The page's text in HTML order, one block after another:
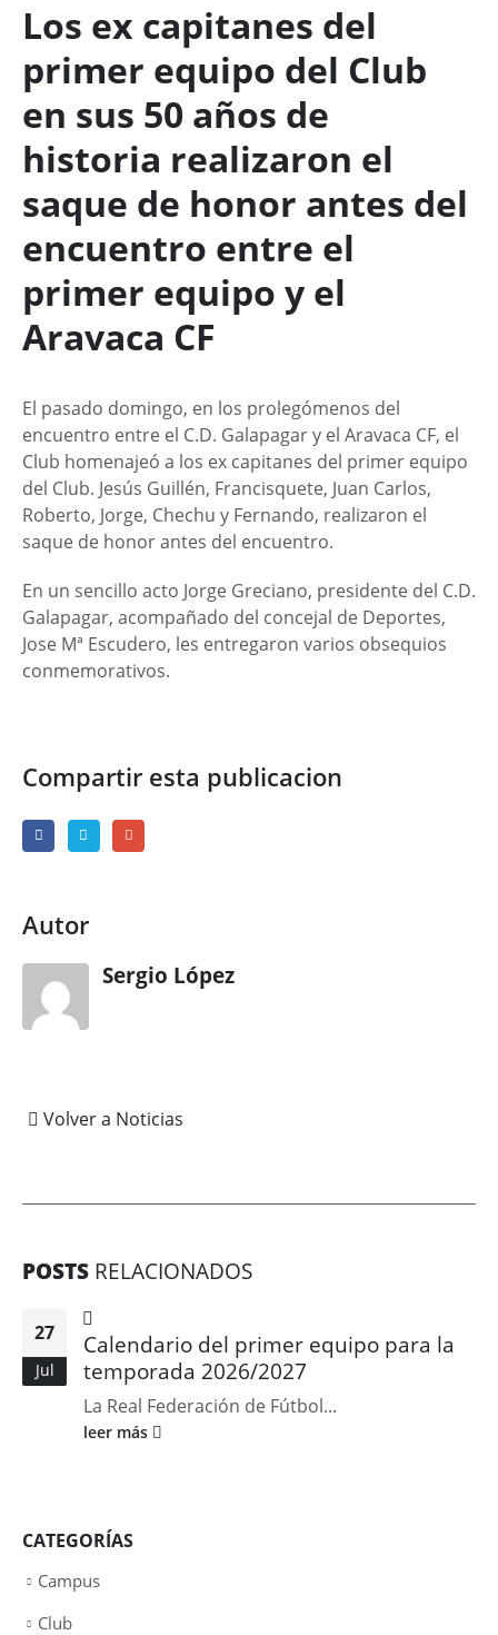
Los ex capitanes del
primer equipo del Club
en sus 50 años de
historia realizaron el
saque de honor antes del
encuentro entre el
primer equipo y el
Aravaca CF
El pasado domingo, en los prolegómenos del
encuentro entre el C.D. Galapagar y el Aravaca CF, el
Club homenajeó a los ex capitanes del primer equipo
del Club. Jesús Guillén, Francisquete, Juan Carlos,
Roberto, Jorge, Chechu y Fernando, realizaron el
saque de honor antes del encuentro.
En un sencillo acto Jorge Greciano, presidente del C.D.
Galapagar, acompañado del concejal de Deportes,
Jose Mª Escudero, les entregaron varios obsequios
conmemorativos.
Compartir esta publicacion
Autor
Sergio López
Volver a Noticias
POSTS RELACIONADOS
27
Jul
Calendario del primer equipo para la
temporada 2026/2027
La Real Federación de Fútbol...
leer más
CATEGORÍAS
Campus
Club